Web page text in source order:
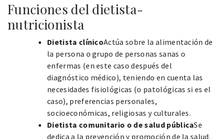
Funciones del dietista-
nutricionista
Dietista clínicoActúa sobre la alimentación de
la persona o grupo de personas sanas o
enfermas (en este caso después del
diagnóstico médico), teniendo en cuenta las
necesidades fisiológicas (o patológicas si es el
caso), preferencias personales,
socioeconómicas, religiosas y culturales.
Dietista comunitario o de salud públicaSe
dedica a la prevención y promoción de la salud.